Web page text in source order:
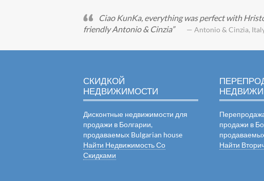
Ciao KunKa, everything was perfect with
friendly Antonio & Cinzia
— Antonio & Cinzia,
СКИДКОЙ
НЕДВИЖИМОСТИ
Дисконтные недвижимости для
продажи в Болгарии,
продаваемых Bulgarian house
Найти Недвижимость Со
Скидками
продажи в
Найти